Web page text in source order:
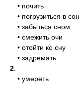
• почить
• погрузиться в сон
• забыться сном
• смежить очи
• отойти ко сну
• задремать
2
• умереть